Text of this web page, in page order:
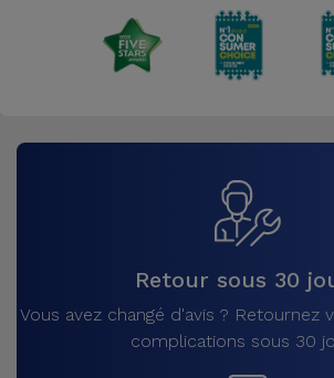
Retour sous 30
Vous avez changé d'avis ? Retournez
complications sous 30